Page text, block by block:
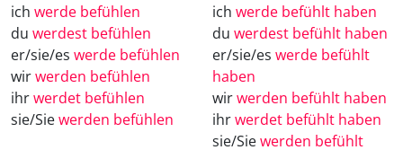
ich werde befühlen
du werdest befühlen
er/sie/es werde befühlen
wirwerden befühlen
ihrwerdet befühlen
sie/Siewerden befühlen
ich werde befühlt haben
du werdest befühlt haben
er/sie/es werde befühlt
haben
wirwerden befühlt haben
ihrwerdet befühlt haben
sie/Siewerden befühlt